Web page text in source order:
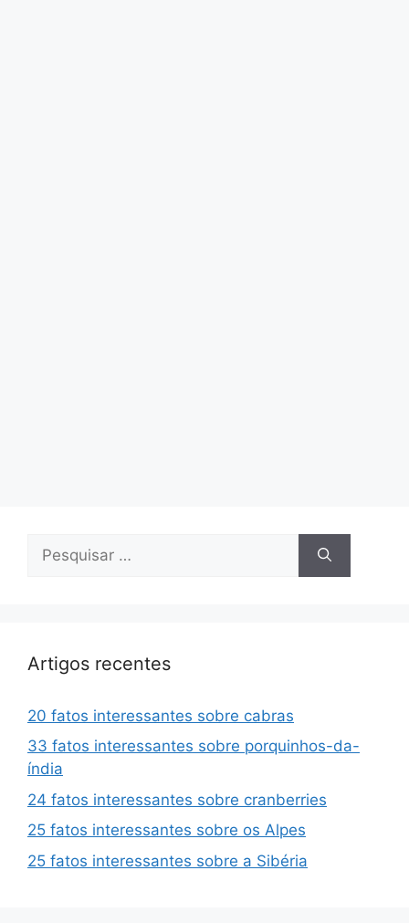
por:
Artigos recentes
20 fatos interessantes sobre cabras
33 fatos interessantes sobre porquinhos-da-
índia
24 fatos interessantes sobre cranberries
25 fatos interessantes sobre os Alpes
25 fatos interessantes sobre a Sibéria